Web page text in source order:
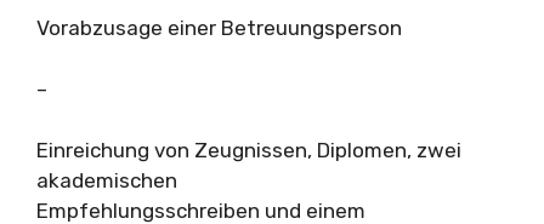
Vorabzusage einer Betreuungsperson
–
Einreichung von Zeugnissen, Diplomen, zwei
akademischen
Empfehlungsschreiben und einem